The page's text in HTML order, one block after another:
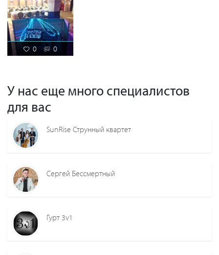
0 0
У нас еще много специалистов
для вас
SunRise Струнный квартет
Сергей Бессмертный
Гурт 3v1